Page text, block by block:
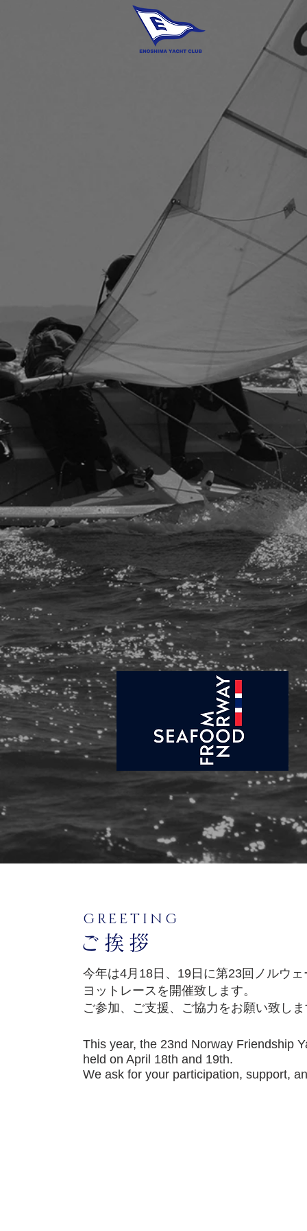
ご挨拶
GREETING
今年は4月18日、19日に第23回ノルウ
ヨットレースを開催致します。
ご参加、ご支援、ご協力をお願い致し
This year, the 23nd Norway Friendship
held on April 18th and 19th.
We ask for your participation, support,